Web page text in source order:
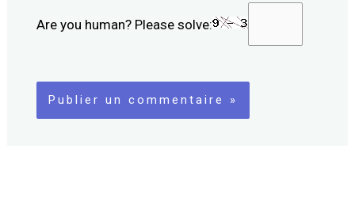
Are you human? Please solve: